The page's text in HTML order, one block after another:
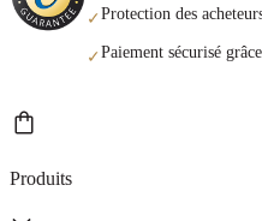
✓Protection des
✓Paiement sécurisé
Produits